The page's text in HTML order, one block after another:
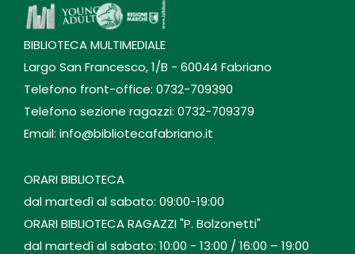
BIBLIOTECA MULTIMEDIALE
Largo San Francesco, 1/B - 60044 Fabriano
Telefono front-office: 0732-709390
Telefono sezione ragazzi: 0732-709379
Email: info@bibliotecafabriano.it
ORARI BIBLIOTECA
dal martedì al sabato: 09:00-19:00
ORARI BIBLIOTECA RAGAZZI "P. Bolzonetti"
dal martedì al sabato: 10:00 - 13:00 / 16:00 – 19:00